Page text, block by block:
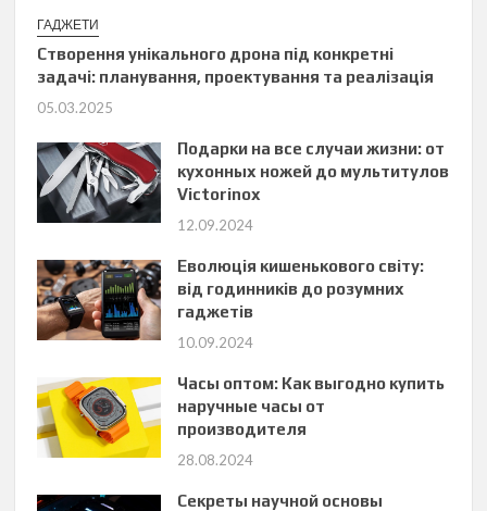
ГАДЖЕТИ
Створення унікального дрона під конкретні
задачі: планування, проектування та реалізація
05.03.2025
Подарки на все случаи жизни: от
кухонных ножей до мультитулов
Victorinox
12.09.2024
Еволюція кишенькового світу:
від годинників до розумних
гаджетів
10.09.2024
Часы оптом: Как выгодно купить
наручные часы от
производителя
28.08.2024
Секреты научной основы